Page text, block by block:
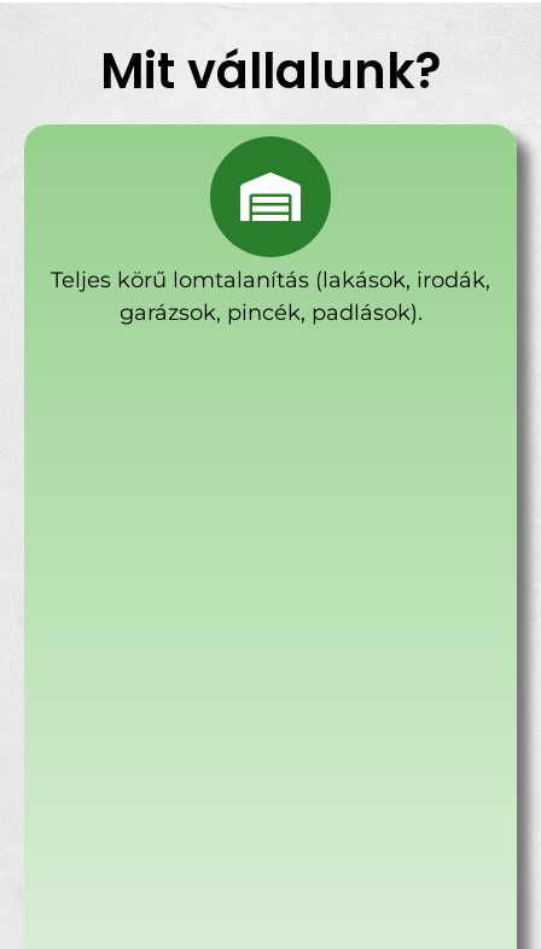
Mit vállalunk?
Teljes körű lomtalanítás (lakások, irodák,
garázsok, pincék, padlások).